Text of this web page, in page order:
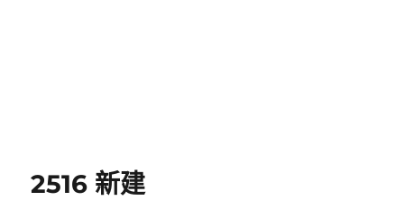
2516 新建